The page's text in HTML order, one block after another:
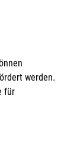
werden.
für